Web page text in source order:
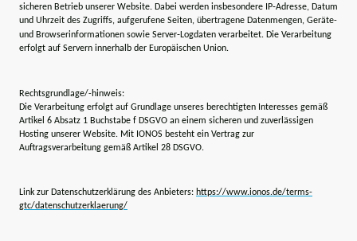
sicheren Betrieb unserer Website. Dabei werden insbesondere IP‑Adresse, Datum
und Uhrzeit des Zugriffs, aufgerufene Seiten, übertragene Datenmengen, Geräte-
und Browserinformationen sowie Server‑Logdaten verarbeitet. Die Verarbeitung
erfolgt auf Servern innerhalb der Europäischen Union.
Rechtsgrundlage/-hinweis:
Die Verarbeitung erfolgt auf Grundlage unseres berechtigten Interesses gemäß
Artikel 6 Absatz 1 Buchstabe f DSGVO an einem sicheren und zuverlässigen
Hosting unserer Website. Mit IONOS besteht ein Vertrag zur
Auftragsverarbeitung gemäß Artikel 28 DSGVO.
Link zur Datenschutzerklärung des Anbieters: https://www.ionos.de/terms-
gtc/datenschutzerklaerung/